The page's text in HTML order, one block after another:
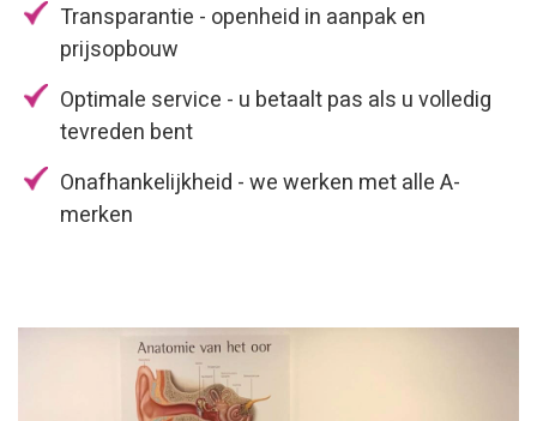
Transparantie - openheid in aanpak en
prijsopbouw
Optimale service - u betaalt pas als u volledig
tevreden bent
Onafhankelijkheid - we werken met alle A-
merken